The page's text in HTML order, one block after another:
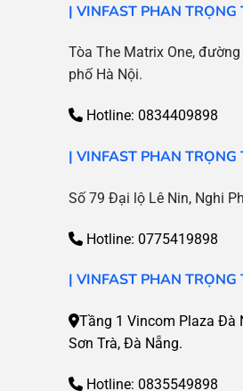
| VINFAST PHAN
Tòa The Matrix One,
phố Hà Nội.
Hotline: 0834409898
| VINFAST PHAN TRỌNG
Số 79 Đại lộ Lê Nin, Nghi
Hotline: 0775419898
| VINFAST PHAN
Tầng 1 Vincom Plaza Đà
Sơn Trà, Đà Nẵng.
Hotline: 0835549898